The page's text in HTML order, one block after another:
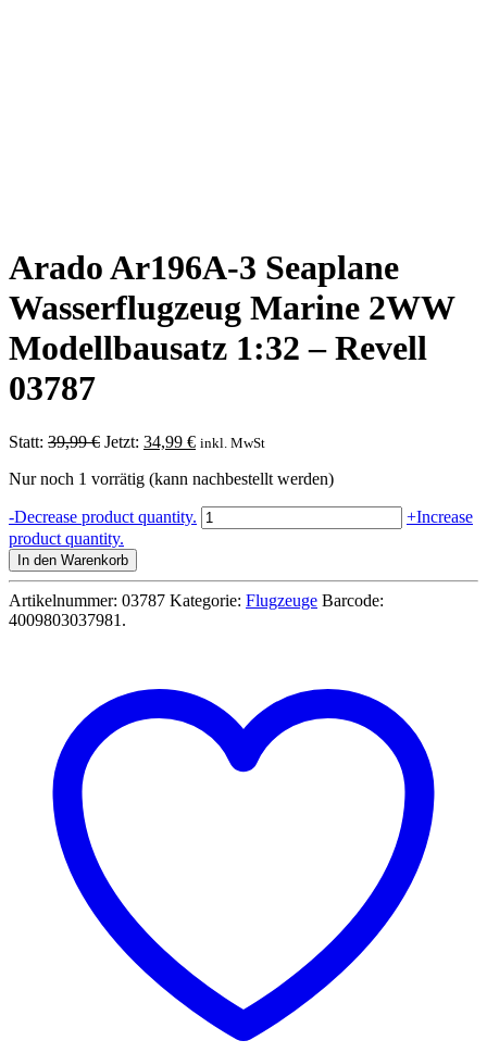
Arado Ar196A-3 Seaplane
Wasserflugzeug Marine 2WW
Modellbausatz 1:32 – Revell
03787
Statt: 39,99€ Ursprünglicher
war:
Jetzt: 34,99 €Aktueller
ist:
inkl. MwSt
Nur noch 1 vorrätig (kann nachbestellt werden)
-Decrease product quantity. Arado
Ar196A-
Wasserflugzeug
Marine
Revell
03787
Menge
+Increase
product quantity.
In den Warenkorb
Artikelnummer: 03787 Kategorie: Flugzeuge Barcode:
4009803037981 .